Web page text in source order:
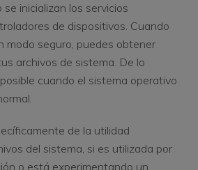
inicializan los servicios
de dispositivos. Cuando
modo seguro, puedes obtener
archivos de sistema. De lo
cuando el sistema operativo
de la utilidad
del sistema, si es utilizada por
o está experimentando un